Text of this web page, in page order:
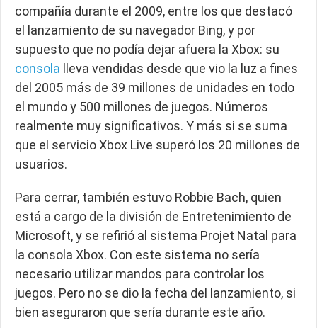
compañía durante el 2009, entre los que destacó
el lanzamiento de su navegador Bing, y por
supuesto que no podía dejar afuera la Xbox: su
consola lleva vendidas desde que vio la luz a fines
del 2005 más de 39 millones de unidades en todo
el mundo y 500 millones de juegos. Números
realmente muy significativos. Y más si se suma
que el servicio Xbox Live superó los 20 millones de
usuarios.
Para cerrar, también estuvo Robbie Bach, quien
está a cargo de la división de Entretenimiento de
Microsoft, y se refirió al sistema Projet Natal para
la consola Xbox. Con este sistema no sería
necesario utilizar mandos para controlar los
juegos. Pero no se dio la fecha del lanzamiento, si
bien aseguraron que sería durante este año.